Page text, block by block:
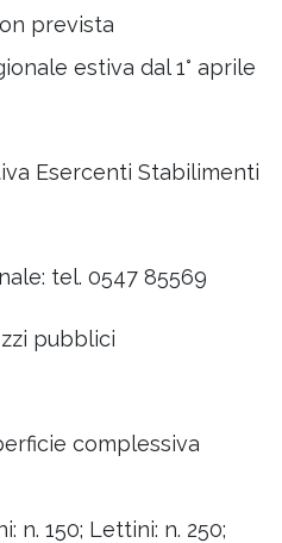
prevista
estiva dal 1° aprile
Esercenti Stabilimenti
tel. 0547 85569
pubblici
complessiva
n. 150; Lettini: n. 250;